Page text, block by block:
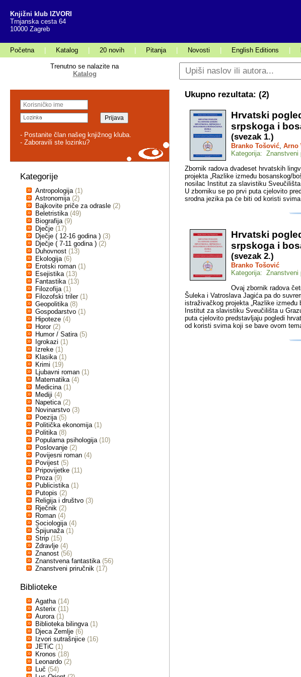
Knjižni klub IZVORI
Trnjanska cesta 64
10000 Zagreb
Početna Katalog 20 novih Pitanja Novosti English Editions
Trenutno se nalazite na
Katalog
- Postanite član našeg knjižnog kluba.
- Zaboravili ste lozinku?
Kategorije
Antropologija (1)
Astronomija (2)
Bajkovite priče za odrasle (2)
Beletristika (49)
Biografija (9)
Dječje (17)
Dječje ( 12-16 godina ) (3)
Dječje ( 7-11 godina ) (2)
Duhovnost (13)
Ekologija (6)
Erotski roman (1)
Esejistika (13)
Fantastika (13)
Filozofija (1)
Filozofski triler (1)
Geopolitika (8)
Gospodarstvo (1)
Hipoteze (4)
Horor (2)
Humor / Satira (5)
Igrokazi (1)
Izreke (1)
Klasika (1)
Krimi (19)
Ljubavni roman (1)
Matematika (4)
Medicina (1)
Mediji (4)
Napetica (2)
Novinarstvo (3)
Poezija (5)
Politička ekonomija (1)
Politika (8)
Popularna psihologija (10)
Poslovanje (2)
Povijesni roman (4)
Povijest (5)
Pripovijetke (11)
Proza (9)
Publicistika (1)
Putopis (2)
Religija i društvo (3)
Rječnik (2)
Roman (4)
Sociologija (4)
Špijunaža (1)
Strip (15)
Zdravlje (4)
Znanost (56)
Znanstvena fantastika (56)
Znanstveni priručnik (17)
Biblioteke
Agatha (14)
Asterix (11)
Aurora (1)
Biblioteka bilingva (1)
Djeca Zemlje (6)
Izvori sutrašnjice (16)
JETiC (1)
Kronos (18)
Leonardo (2)
Luč (54)
Ukupno rezultata: (2)
Hrvatski
srpskoga i
(svezak 1.)
Branko Tošović, Arno
Kategorija: Znanstveni
Zbornik radova dvadeset hrvatskih
projekta „Razlike između bosanskog/
nosilac Institut za slavistiku
U zborniku se po prvi puta cjelovito
srodna jezika pa će biti od koristi
Hrvatski
srpskoga i
(svezak 2.)
Branko Tošović
Kategorija: Znanstveni
Ovaj zbornik radova
Šuleka i Vatroslava Jagića pa do
istraživačkog projekta „Razlike
Institut za slavistiku Sveučilišta u
puta cjelovito predstavljaju pogledi
od koristi svima koji se bave ovom